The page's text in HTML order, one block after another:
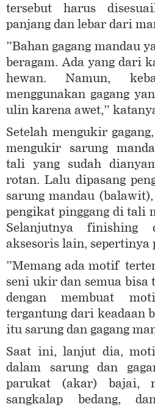
tersebut harus
panjang dan lebar dari
”Bahan gagang mandau
beragam. Ada yang dari
hewan. Namun,
menggunakan gagang
ulin karena awet,”
Setelah mengukir
mengukir sarung
tali yang sudah
rotan. Lalu dipasang
sarung mandau
pengikat pinggang di tali
Selanjutnya finishing
aksesoris lain, sepertinya
”Memang ada motif
seni ukir dan semua bisa
dengan membuat
tergantung dari keadaan
itu sarung dan gagang
Saat ini, lanjut dia,
dalam sarung dan
parukat (akar) bajai,
sangkalap bedang,